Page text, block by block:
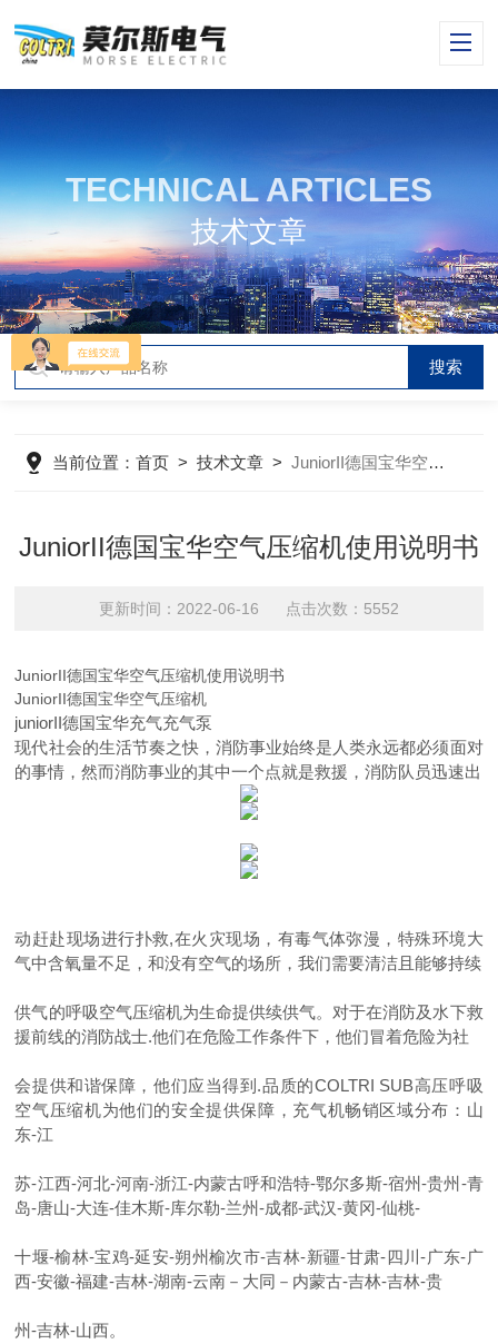
TECHNICAL ARTICLES
技术文章
当前位置：首页 >技术文章 >JuniorII德国宝华空气压缩机使用说明书
JuniorII德国宝华空气压缩机使用说明书
更新时间：2022-06-16 点击次数：5552
JuniorII德国宝华空气压缩机使用说明书
JuniorII德国宝华空气压缩机
juniorII德国宝华充气充气泵
现代社会的生活节奏之快，消防事业始终是人类永远都必须面对
的事情，然而消防事业的其中一个点就是救援，消防队员迅速出
动赶赴现场进行扑救,在火灾现场，有毒气体弥漫，特殊环境大
气中含氧量不足，和没有空气的场所，我们需要清洁且能够持续
供气的呼吸空气压缩机为生命提供续供气。对于在消防及水下救
援前线的消防战士.他们在危险工作条件下，他们冒着危险为社
会提供和谐保障，他们应当得到.品质的COLTRI SUB高压呼吸
空气压缩机为他们的安全提供保障，充气机畅销区域分布：山
东-江
苏-江西-河北-河南-浙江-内蒙古呼和浩特-鄂尔多斯-宿州-贵州-青
岛-唐山-大连-佳木斯-库尔勒-兰州-成都-武汉-黄冈-仙桃-
十堰-榆林-宝鸡-延安-朔州榆次市-吉林-新疆-甘肃-四川-广东-广
西-安徽-福建-吉林-湖南-云南－大同－内蒙古-吉林-吉林-贵
州-吉林-山西。